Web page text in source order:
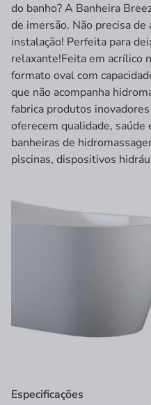
do banho? A Banheira
de imersão. Não precisa
instalação! Perfeita para
relaxante!Feita em acrílico
formato oval com
que não acompanha
fabrica produtos
oferecem qualidade, saúde
banheiras de
piscinas, dispositivos
Especificações